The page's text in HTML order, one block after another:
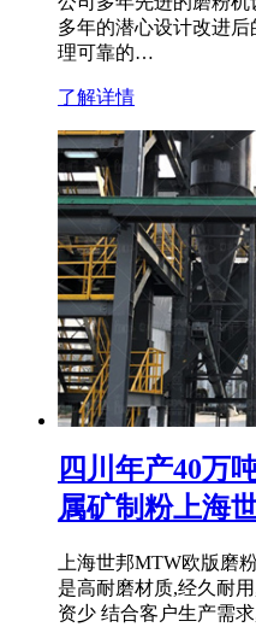
多年的潜心设计改进
理可靠的…
了解详情
四川年产40万
属矿制粉上海
上海世邦MTW欧版磨
是高耐磨材质,经久耐
资少 结合客户生产需